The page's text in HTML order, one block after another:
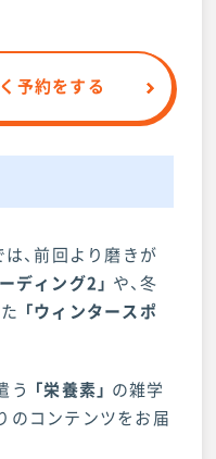
予約をする
、前回より磨きが
ディング2」 や、冬
「ウィンタースポ
う 「栄養素」 の雑学
のコンテンツをお届